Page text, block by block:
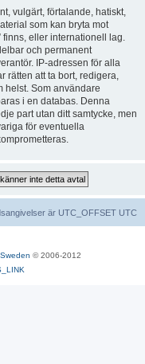
vulgärt, förtalande, hatiskt,
som kan bryta mot
finns, eller internationell lag.
och permanent
IP-adressen för alla
rätten att ta bort, redigera,
helst. Som användare
i en databas. Denna
part utan ditt samtycke, men
för eventuella
är UTC_OFFSET UTC
© 2006-2012